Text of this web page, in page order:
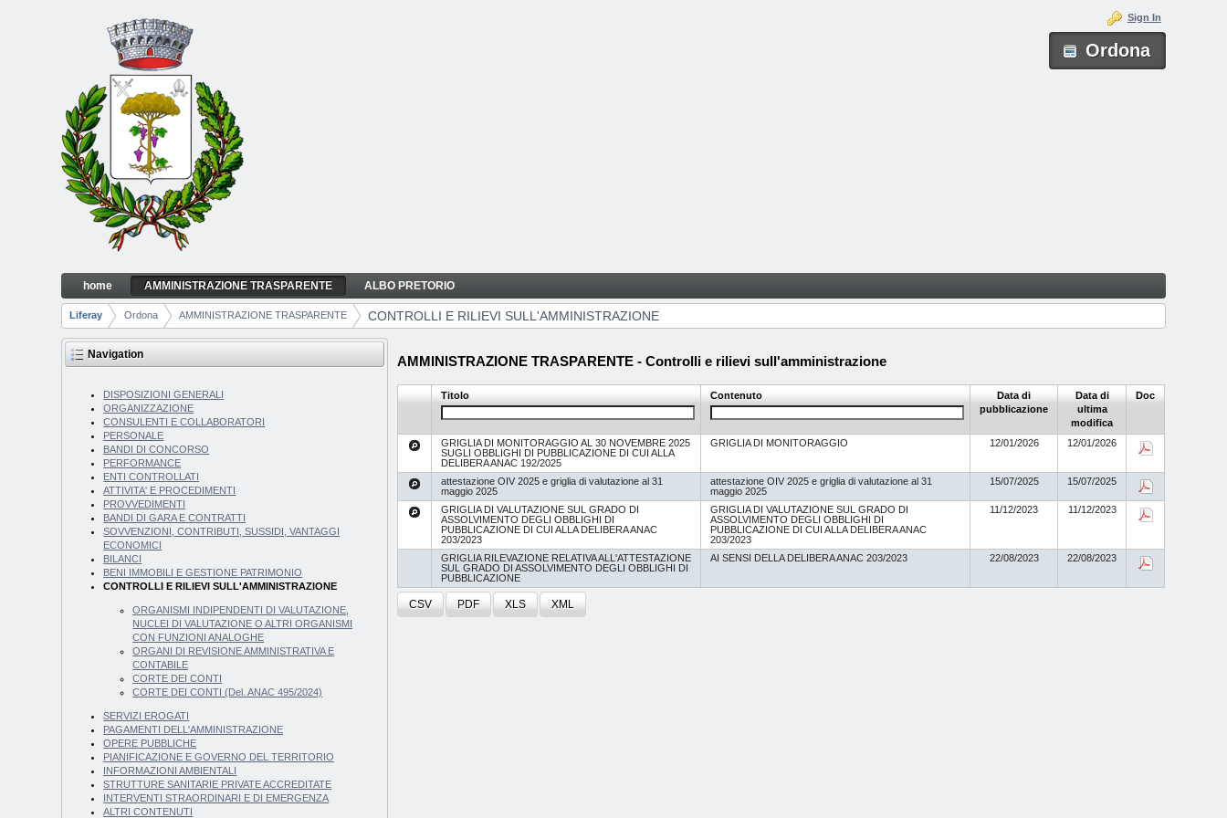
Ordona
CONTROLLI E RILIEVI SULL'AMMINISTRAZIONE
Sign In
Navigation
home AMMINISTRAZIONE TRASPARENTE ALBO PRETORIO
Breadcrumbs
Liferay Ordona AMMINISTRAZIONE TRASPARENTE CONTROLLI E RILIEVI SULL'AMMINISTRAZIONE
Navigation
DISPOSIZIONI GENERALI
ORGANIZZAZIONE
CONSULENTI E COLLABORATORI
PERSONALE
BANDI DI CONCORSO
PERFORMANCE
ENTI CONTROLLATI
ATTIVITA' E PROCEDIMENTI
PROVVEDIMENTI
BANDI DI GARA E CONTRATTI
SOVVENZIONI, CONTRIBUTI, SUSSIDI, VANTAGGI
ECONOMICI
BILANCI
BENI IMMOBILI E GESTIONE PATRIMONIO
CONTROLLI E RILIEVI SULL'AMMINISTRAZIONE
ORGANISMI INDIPENDENTI DI VALUTAZIONE,
NUCLEI DI VALUTAZIONE O ALTRI ORGANISMI
CON FUNZIONI ANALOGHE
ORGANI DI REVISIONE AMMINISTRATIVA E
CONTABILE
CORTE DEI CONTI
CORTE DEI CONTI (Del. ANAC 495/2024)
SERVIZI EROGATI
PAGAMENTI DELL'AMMINISTRAZIONE
OPERE PUBBLICHE
PIANIFICAZIONE E GOVERNO DEL TERRITORIO
INFORMAZIONI AMBIENTALI
STRUTTURE SANITARIE PRIVATE ACCREDITATE
INTERVENTI STRAORDINARI E DI EMERGENZA
ALTRI CONTENUTI
AMMINISTRAZIONE TRASPARENTE - Controlli e rilievi sull'amministrazione
Titolo Contenuto
Data di
pubblicazione
Data di
ultima
modifica
Doc
GRIGLIA DI MONITORAGGIO AL 30 NOVEMBRE 2025
SUGLI OBBLIGHI DI PUBBLICAZIONE DI CUI ALLA
DELIBERA ANAC 192/2025
GRIGLIA DI MONITORAGGIO 12/01/2026 12/01/2026
attestazione OIV 2025 e griglia di valutazione al 31
maggio 2025
attestazione OIV 2025 e griglia di valutazione al 31
maggio 2025
15/07/2025 15/07/2025
GRIGLIA DI VALUTAZIONE SUL GRADO DI
ASSOLVIMENTO DEGLI OBBLIGHI DI
PUBBLICAZIONE DI CUI ALLA DELIBERA ANAC
203/2023
GRIGLIA DI VALUTAZIONE SUL GRADO DI
ASSOLVIMENTO DEGLI OBBLIGHI DI
PUBBLICAZIONE DI CUI ALLA DELIBERA ANAC
203/2023
11/12/2023 11/12/2023
GRIGLIA RILEVAZIONE RELATIVA ALL'ATTESTAZIONE
SUL GRADO DI ASSOLVIMENTO DEGLI OBBLIGHI DI
PUBBLICAZIONE
AI SENSI DELLA DELIBERA ANAC 203/2023 22/08/2023 22/08/2023
CSV PDF XLS XML